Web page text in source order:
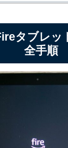
タブレッ
全手順